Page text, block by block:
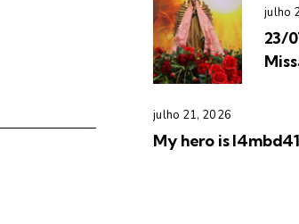
julho
23/
julho 21, 2026
My hero is